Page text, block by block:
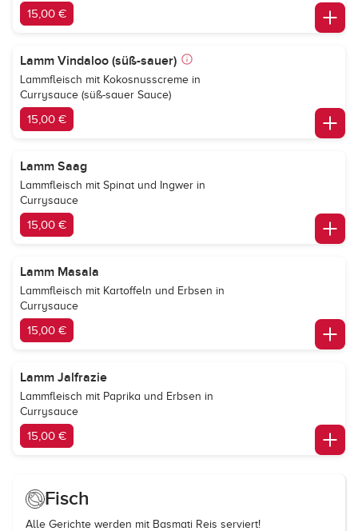
15,00 €
Lamm Vindaloo (süß-sauer)
Lammfleisch mit Kokosnusscreme in
Currysauce (süß-sauer Sauce)
15,00 €
Lamm Saag
Lammfleisch mit Spinat und Ingwer in
Currysauce
15,00 €
Lamm Masala
Lammfleisch mit Kartoffeln und Erbsen in
Currysauce
15,00 €
Lamm Jalfrazie
Lammfleisch mit Paprika und Erbsen in
Currysauce
15,00 €
Fisch
Alle Gerichte werden mit Basmati Reis serviert!